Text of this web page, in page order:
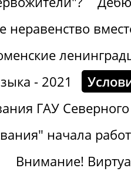
- 2021
ГАУ
начала
Внимание!